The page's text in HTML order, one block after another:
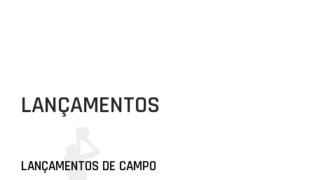
LANÇAMENTOS
LANÇAMENTOS DE CAMPO